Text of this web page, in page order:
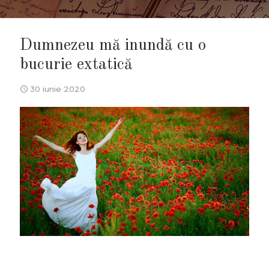
Dumnezeu mă inundă cu o
bucurie extatică
30 iunie 2020